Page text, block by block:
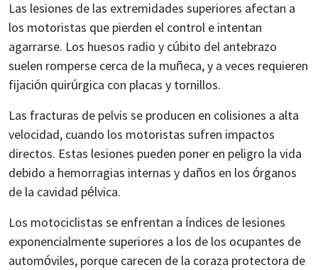
Las lesiones de las extremidades superiores afectan a
los motoristas que pierden el control e intentan
agarrarse. Los huesos radio y cúbito del antebrazo
suelen romperse cerca de la muñeca, y a veces requieren
fijación quirúrgica con placas y tornillos.
Las fracturas de pelvis se producen en colisiones a alta
velocidad, cuando los motoristas sufren impactos
directos. Estas lesiones pueden poner en peligro la vida
debido a hemorragias internas y daños en los órganos
de la cavidad pélvica.
Los motociclistas se enfrentan a índices de lesiones
exponencialmente superiores a los de los ocupantes de
automóviles, porque carecen de la coraza protectora de